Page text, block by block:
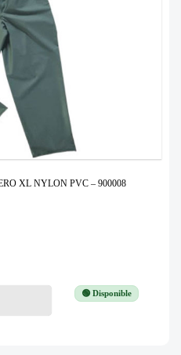
XL NYLON PVC – 900008
🟢 Disponible